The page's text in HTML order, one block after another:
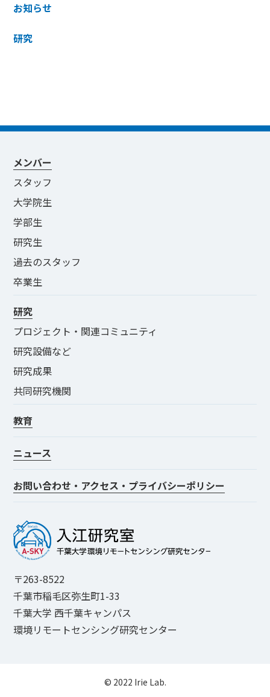
お知らせ
研究
〒263-8522
千葉市稲毛区弥生町1-33
千葉大学 西千葉キャンパス
環境リモートセンシング研究センター
メンバー
スタッフ
大学院生
学部生
研究生
過去のスタッフ
卒業生
研究
プロジェクト・関連コミュニティ
研究設備など
研究成果
共同研究機関
教育
ニュース
お問い合わせ・アクセス・プライバシーポリシー
© 2022 Irie Lab.